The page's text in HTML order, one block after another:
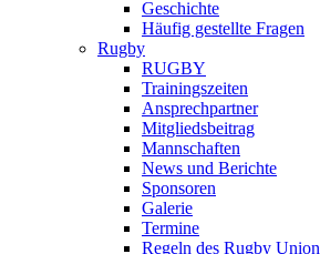
Geschichte
Häufig gestellte Fragen
Rugby
RUGBY
Trainingszeiten
Ansprechpartner
Mitgliedsbeitrag
Mannschaften
News und Berichte
Sponsoren
Galerie
Termine
Regeln des Rugby Union